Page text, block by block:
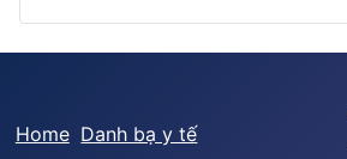
Home Danh bạ y tế